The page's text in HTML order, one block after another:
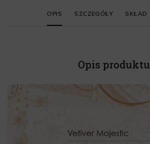
OPIS SZCZEGÓŁY SKŁAD
Opis produktu